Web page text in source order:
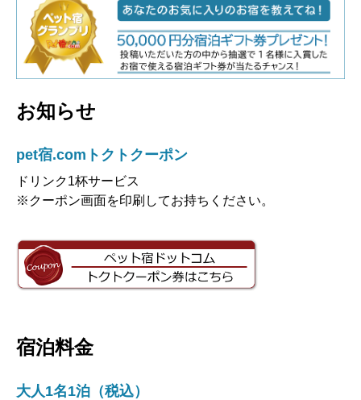
お知らせ
pet宿.comトクトクーポン
ドリンク1杯サービス
※クーポン画面を印刷してお持ちください。
宿泊料金
大人1名1泊（税込）